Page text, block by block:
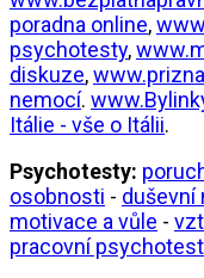
poradna online,
psychotesty,
diskuze,
nemocí.
Itálie - vše o Itálii.
Psychotesty:
osobnosti - duševní
motivace a vůle -
pracovní psychotest